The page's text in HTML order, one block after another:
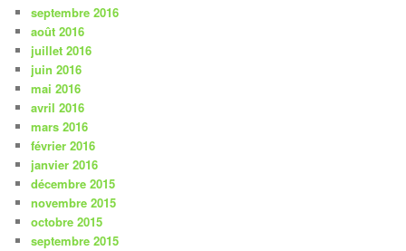
septembre 2016
août 2016
juillet 2016
juin 2016
mai 2016
avril 2016
mars 2016
février 2016
janvier 2016
décembre 2015
novembre 2015
octobre 2015
septembre 2015